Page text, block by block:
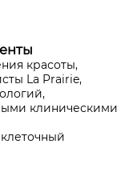
красоты,
La Prairie,
клиническими